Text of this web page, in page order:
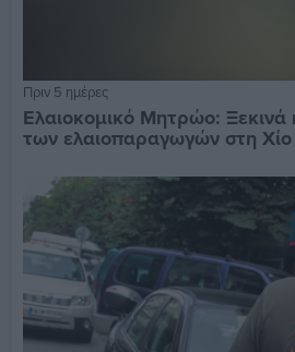
Πριν 5 ημέρες
Ελαιοκομικό Μητρώο: Ξεκινά
των ελαιοπαραγωγών στη Χίο